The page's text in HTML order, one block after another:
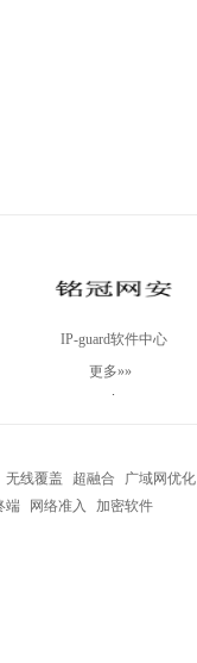
IP-guard软件中心
更多»»
.
无线覆盖 超融合
广域网优化
端 网络准入
加密软件